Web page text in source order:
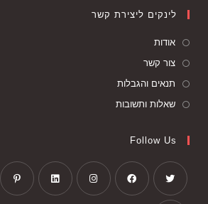
לינקים ליצירת קשר
אודות
צור קשר
תנאים והגבלות
שאלות ותשובות
Follow Us